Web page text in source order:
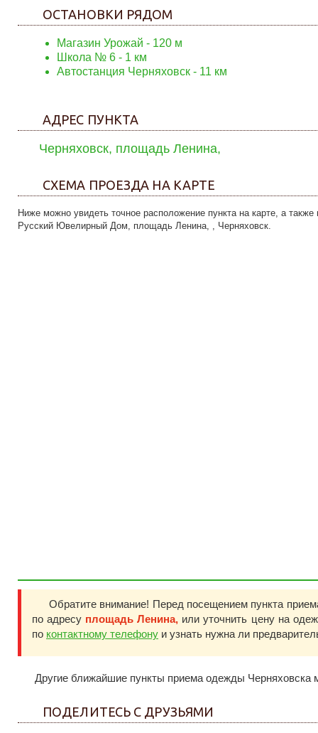
ОСТАНОВКИ РЯДОМ
Магазин Урожай - 120 м
Школа № 6 - 1 км
Автостанция Черняховск - 11 км
АДРЕС ПУНКТА
Черняховск, площадь Ленина,
СХЕМА ПРОЕЗДА НА КАРТЕ
Ниже можно увидеть точное расположение пункта на карте, а
Русский Ювелирный Дом, площадь Ленина, , Черняховск.
Обратите внимание! Перед посещением пункта
по адресу площадь Ленина, или уточнить цену на
по контактному телефону и узнать нужна ли
Другие ближайшие пункты приема одежды Черняховска
ПОДЕЛИТЕСЬ С ДРУЗЬЯМИ